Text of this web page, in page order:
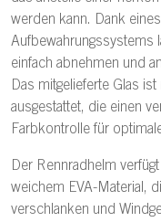
werden kann. Dank
Aufbewahrungssystems
einfach abnehmen und
Das mitgelieferte Glas
ausgestattet, die einen
Farbkontrolle für
Der Rennradhelm
weichem EVA-Material,
verschlanken und